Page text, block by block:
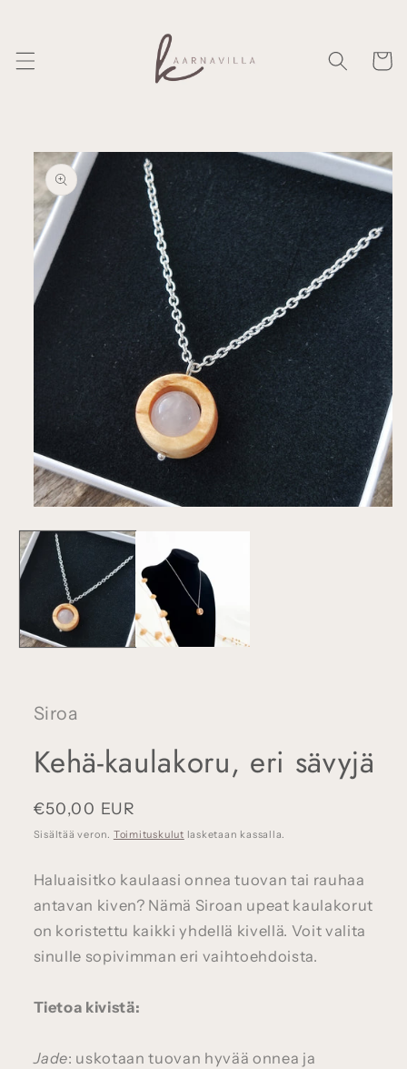
Siirry
tuotetietoihin
1
modaalisessa
ikkunassa
Siroa
Kehä-kaulakoru, eri sävyjä
Normaalihinta
€50,00 EUR
Sisältää veron. Toimituskulut lasketaan kassalla.
Haluaisitko kaulaasi onnea tuovan tai rauhaa
antavan kiven? Nämä Siroan upeat kaulakorut
on koristettu kaikki yhdellä kivellä. Voit valita
sinulle sopivimman eri vaihtoehdoista.
Tietoa kivistä:
Jade: uskotaan tuovan hyvää onnea ja